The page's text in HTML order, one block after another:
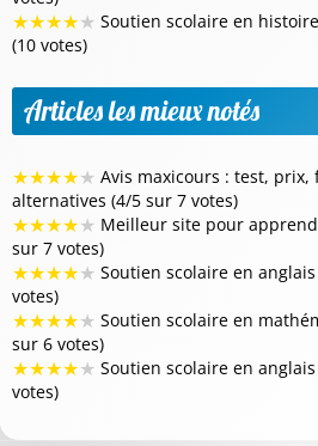
★★★★★ Soutien scolaire en
(10 votes)
Articles les mieux notés
★★★★★ Avis maxicours : test,
alternatives (4/5 sur 7 votes)
★★★★★ Meilleur site pour
sur 7 votes)
★★★★★ Soutien scolaire en
votes)
★★★★★ Soutien scolaire en
sur 6 votes)
★★★★★ Soutien scolaire en
votes)